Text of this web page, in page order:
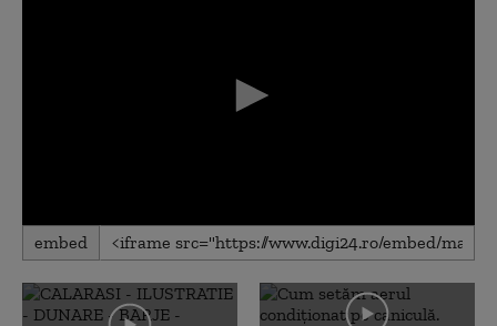
0
seconds
0
seconds
embed